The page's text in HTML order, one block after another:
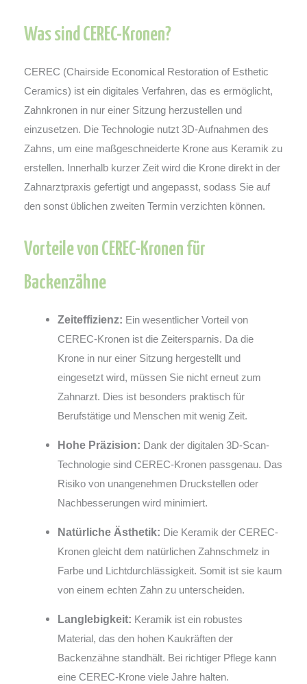
Was sind CEREC-Kronen?
CEREC (Chairside Economical Restoration of Esthetic
Ceramics) ist ein digitales Verfahren, das es ermöglicht,
Zahnkronen in nur einer Sitzung herzustellen und
einzusetzen. Die Technologie nutzt 3D-Aufnahmen des
Zahns, um eine maßgeschneiderte Krone aus Keramik zu
erstellen. Innerhalb kurzer Zeit wird die Krone direkt in der
Zahnarztpraxis gefertigt und angepasst, sodass Sie auf
den sonst üblichen zweiten Termin verzichten können.
Vorteile von CEREC-Kronen für
Backenzähne
Zeiteffizienz: Ein wesentlicher Vorteil von
CEREC-Kronen ist die Zeitersparnis. Da die
Krone in nur einer Sitzung hergestellt und
eingesetzt wird, müssen Sie nicht erneut zum
Zahnarzt. Dies ist besonders praktisch für
Berufstätige und Menschen mit wenig Zeit.
Hohe Präzision: Dank der digitalen 3D-Scan-
Technologie sind CEREC-Kronen passgenau. Das
Risiko von unangenehmen Druckstellen oder
Nachbesserungen wird minimiert.
Natürliche Ästhetik: Die Keramik der CEREC-
Kronen gleicht dem natürlichen Zahnschmelz in
Farbe und Lichtdurchlässigkeit. Somit ist sie kaum
von einem echten Zahn zu unterscheiden.
Langlebigkeit: Keramik ist ein robustes
Material, das den hohen Kaukräften der
Backenzähne standhält. Bei richtiger Pflege kann
eine CEREC-Krone viele Jahre halten.